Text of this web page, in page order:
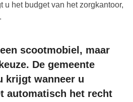
het budget van het zorgkantoor,
scootmobiel, maar
De gemeente
krijgt wanneer u
automatisch het recht